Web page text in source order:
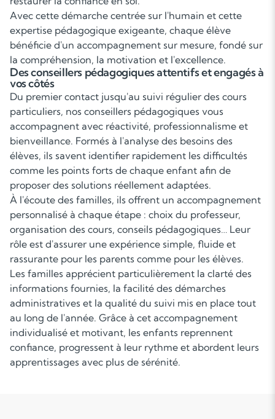
Avec cette démarche centrée sur l'humain et cette
expertise pédagogique exigeante, chaque élève
bénéficie d'un accompagnement sur mesure, fondé sur
la compréhension, la motivation et l'excellence.
Des conseillers pédagogiques attentifs et engagés à
vos côtés
Du premier contact jusqu'au suivi régulier des cours
particuliers, nos conseillers pédagogiques vous
accompagnent avec réactivité, professionnalisme et
bienveillance. Formés à l'analyse des besoins des
élèves, ils savent identifier rapidement les difficultés
comme les points forts de chaque enfant afin de
proposer des solutions réellement adaptées.
À l'écoute des familles, ils offrent un accompagnement
personnalisé à chaque étape : choix du professeur,
organisation des cours, conseils pédagogiques… Leur
rôle est d'assurer une expérience simple, fluide et
rassurante pour les parents comme pour les élèves.
Les familles apprécient particulièrement la clarté des
informations fournies, la facilité des démarches
administratives et la qualité du suivi mis en place tout
au long de l'année. Grâce à cet accompagnement
individualisé et motivant, les enfants reprennent
confiance, progressent à leur rythme et abordent leurs
apprentissages avec plus de sérénité.